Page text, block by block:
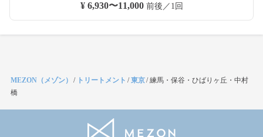
¥ 6,930〜11,000前後／1回
MEZON（メゾン） / トリートメント /東京/練馬・保谷・ひばりヶ丘・中村
橋